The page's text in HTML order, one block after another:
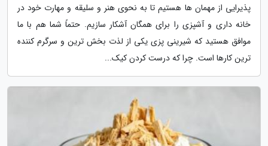
پذیرایی از مهمان ها هستیم تا به نحوی هنر و سلیقه و مهارت خود در
خانه داری و آشپزی را برای همگان آشکار سازیم. حتماً شما هم با ما
موافق هستید که شیرینی پزی یکی از لذت بخش ترین و سرگرم کننده
ترین کارها است. چرا که درست کردن کیک...